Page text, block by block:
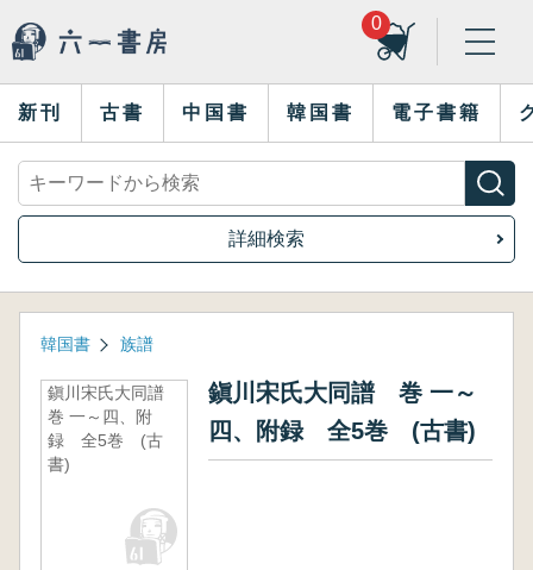
0
新刊 古書 中国書 韓国書 電子書籍
詳細検索
韓国書 族譜
鎭川宋氏大同譜
巻 一～四、附
録 全5巻 (古
書)
鎭川宋氏大同譜 巻 一～
四、附録 全5巻 (古書)